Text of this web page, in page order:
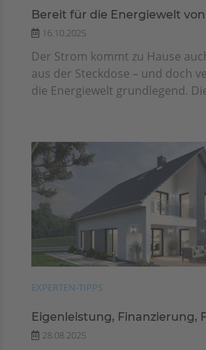
Bereit für die Energiewelt
16.10.2025
Der Strom kommt zu Hause
aus der Steckdose – und doch
die Energiewelt grundlegend.
EXPERTEN-TIPPS
Eigenleistung, Finanzierung,
28.08.2025